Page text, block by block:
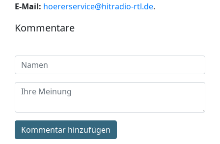
E-Mail: hoererservice@hitradio-rtl.de.
Kommentare
Kommentar hinzufügen